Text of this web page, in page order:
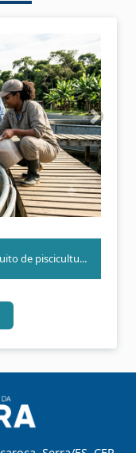
de piscicultu...
P
r
ó
x
i
m
o